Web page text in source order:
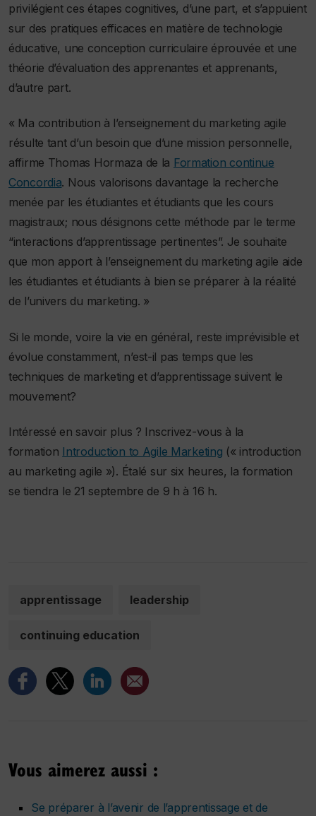
privilégient ces étapes cognitives, d’une part, et s’appuient
sur des pratiques efficaces en matière de technologie
éducative, une conception curriculaire éprouvée et une
théorie d’évaluation des apprenantes et apprenants,
d’autre part.
« Ma contribution à l’enseignement du marketing agile
résulte tant d’un besoin que d’une mission personnelle,
affirme Thomas Hormaza de la Formation continue
Concordia. Nous valorisons davantage la recherche
menée par les étudiantes et étudiants que les cours
magistraux; nous désignons cette méthode par le terme
“interactions d’apprentissage pertinentes”. Je souhaite
que mon apport à l’enseignement du marketing agile aide
les étudiantes et étudiants à bien se préparer à la réalité
de l’univers du marketing. »
Si le monde, voire la vie en général, reste imprévisible et
évolue constamment, n’est-il pas temps que les
techniques de marketing et d’apprentissage suivent le
mouvement?
Intéressé en savoir plus ? Inscrivez-vous à la
formation Introduction to Agile Marketing (« introduction
au marketing agile »). Étalé sur six heures, la formation
se tiendra le 21 septembre de 9 h à 16 h.
apprentissage leadership
continuing education
Vous aimerez aussi :
Se préparer à l’avenir de l’apprentissage et de